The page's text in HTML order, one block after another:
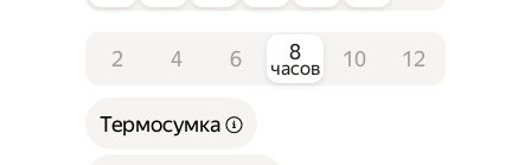
2 4 6 8
часов 10 12
Термосумка